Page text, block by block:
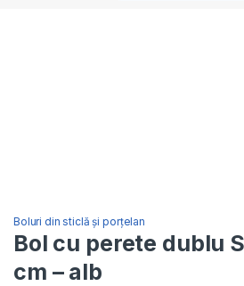
Boluri din sticlă și porțelan
Bol cu perete dublu
cm – alb